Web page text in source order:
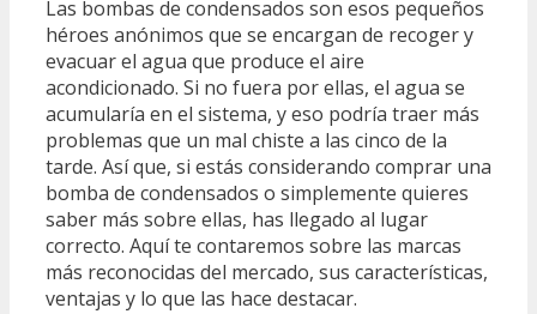
Las bombas de condensados son esos pequeños
héroes anónimos que se encargan de recoger y
evacuar el agua que produce el aire
acondicionado. Si no fuera por ellas, el agua se
acumularía en el sistema, y eso podría traer más
problemas que un mal chiste a las cinco de la
tarde. Así que, si estás considerando comprar una
bomba de condensados o simplemente quieres
saber más sobre ellas, has llegado al lugar
correcto. Aquí te contaremos sobre las marcas
más reconocidas del mercado, sus características,
ventajas y lo que las hace destacar.